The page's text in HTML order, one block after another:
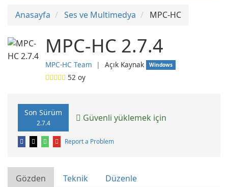
Anasayfa Ses ve Multimedya MPC-HC
MPC-HC 2.7.4
MPC-HC Team ❘ Açık Kaynak Windows
52 oy
Son Sürüm
2.7.4 Güvenli yüklemek için
Report a Problem
Gözden Teknik Düzenle